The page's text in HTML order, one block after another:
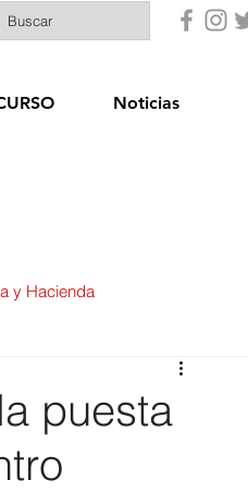
Noticias
y Hacienda
Seguridad Ciudadana
Bienestar Social
puesta